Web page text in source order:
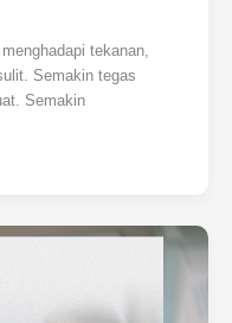
tekanan,
Semakin tegas
Semakin